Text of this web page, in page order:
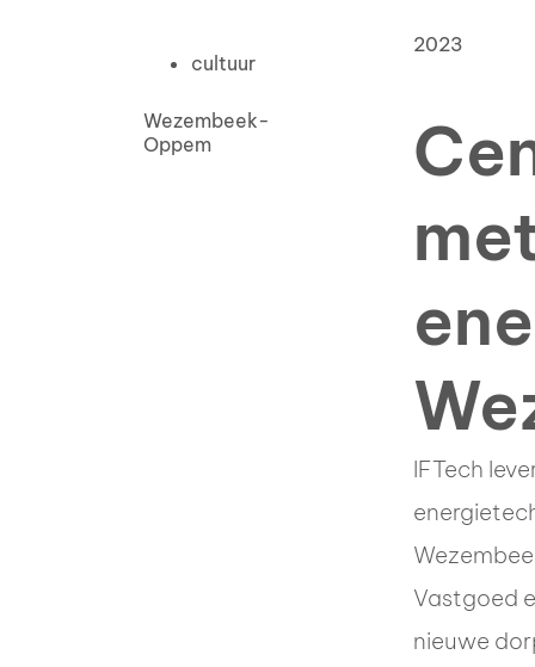
cultuur
2023
Wezembeek-
Oppem
IFTech
Vastgoed
nieuwe